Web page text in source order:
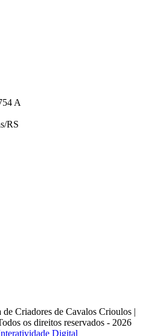
A
RS
Criadores de Cavalos Crioulos |
os direitos reservados - 2026